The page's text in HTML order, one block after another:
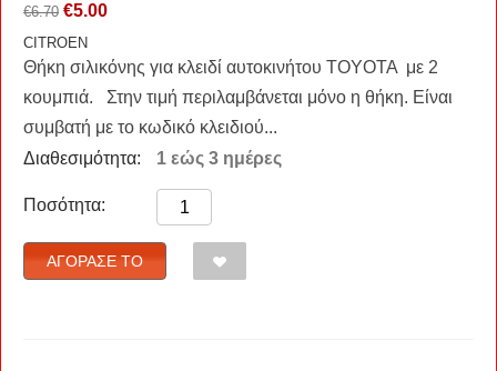
€6.70 €5.00
CITROEN
Θήκη σιλικόνης για κλειδί αυτοκινήτου TOYOTA με 2
κουμπιά. Στην τιμή περιλαμβάνεται μόνο η θήκη. Είναι
συμβατή με το κωδικό κλειδιού...
Διαθεσιμότητα:
1 εώς 3 ημέρες
Ποσότητα:
ΑΓΌΡΑΣΈ ΤΟ